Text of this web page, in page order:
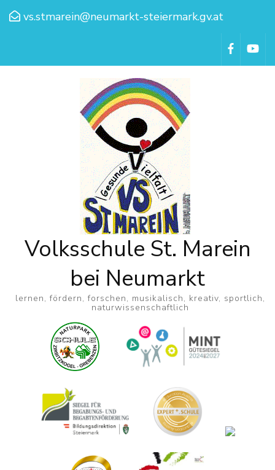
vs.stmarein@neumarkt-steiermark.gv.at
Volksschule St. Marein
bei Neumarkt
lernen, fördern, forschen, musikalisch, kreativ, sportlich,
naturwissenschaftlich